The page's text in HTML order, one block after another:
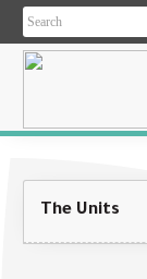
The Units